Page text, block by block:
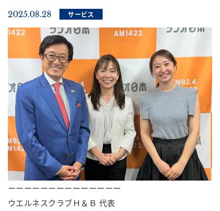
2025.08.28 サービス
ーーーーーーーーーーーーーー
ウエルネスクラブＨ＆Ｂ 代表